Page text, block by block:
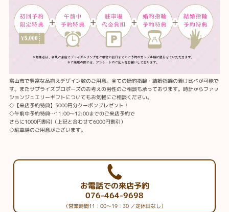
富山市で豊富な品揃えデザイン数のご用意。全ての婚約指輪・結婚指輪の着け比べが可能で
す。またサプライズプロポーズのお考えの男性のご相談も承っております。時計からファッ
ションジュエリーギフトについてもお気軽にご相談ください。
◇【来店予約特典】5000円分クーポンプレゼント！
◇午前中予約特典…11:00～12:00までのご来店予約で
さらに1000円割引（上記と合わせて6000円割引）
◇駐車場のご用意がございます。
お電話での来店予約
076-464-9698
（営業時間11：00～19：30 ／定休日なし）